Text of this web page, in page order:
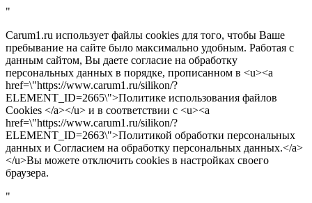
"
Carum1.ru использует файлы cookies для того, чтобы Ваше
пребывание на сайте было максимально удобным. Работая с
данным сайтом, Вы даете согласие на обработку
персональных данных в порядке, прописанном в <u><a
href=\"https://www.carum1.ru/silikon/?
ELEMENT_ID=2665\">Политике использования файлов
Cookies </a></u> и в соответствии с <u><a
href=\"https://www.carum1.ru/silikon/?
ELEMENT_ID=2663\">Политикой обработки персональных
данных и Согласием на обработку персональных данных.</a>
</u>Вы можете отключить cookies в настройках своего
браузера.
"